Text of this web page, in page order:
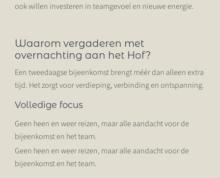
SJOERTENBRAU
CONTACT
PARTICULIER
ook willen investeren in teamgevoel en nieuwe energie.
Waarom vergaderen met
overnachting aan het Hof?
Een tweedaagse bijeenkomst brengt méér dan alleen extra
tijd. Het zorgt voor verdieping, verbinding en ontspanning.
Volledige focus
Geen heen en weer reizen, maar alle aandacht voor de
bijeenkomst en het team.
Geen heen en weer reizen, maar alle aandacht voor de
bijeenkomst en het team.